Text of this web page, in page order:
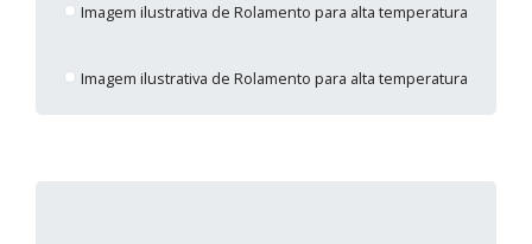
Imagem ilustrativa de Rolamento para alta temperatura
Imagem ilustrativa de Rolamento para alta temperatura